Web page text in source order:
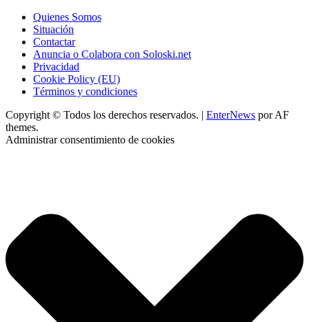
Quienes Somos
Situación
Contactar
Anuncia o Colabora con Soloski.net
Privacidad
Cookie Policy (EU)
Términos y condiciones
Copyright © Todos los derechos reservados. | EnterNews por AF
themes.
Administrar consentimiento de cookies